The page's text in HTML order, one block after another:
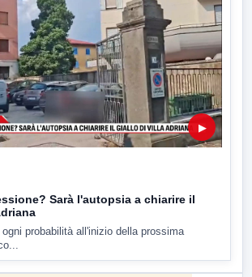
▶
Sarà l'autopsia a chiarire il
probabilità all'inizio della prossima